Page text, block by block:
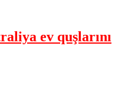
ev quşlarını